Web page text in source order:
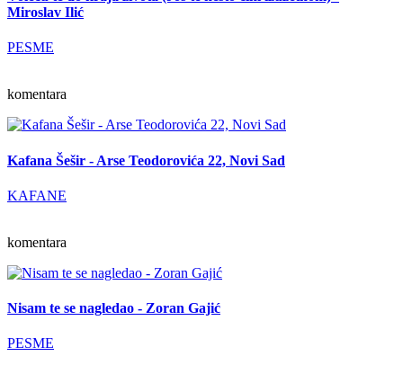
Miroslav Ilić
PESME
komentara
Kafana Šešir - Arse Teodorovića 22, Novi Sad
KAFANE
komentara
Nisam te se nagledao - Zoran Gajić
PESME